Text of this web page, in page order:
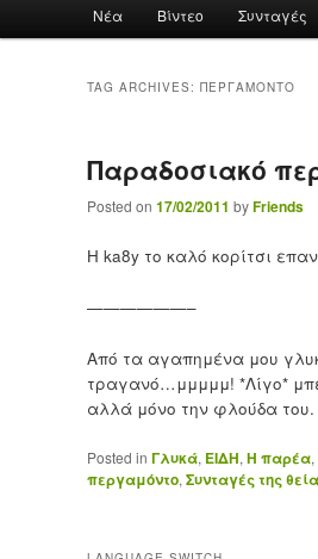
Skip to primary content
Skip to secondary content
Νέα Βίντεο Συνταγές
TAG ARCHIVES: ΠΕΡΓΑΜΌΝΤΟ
Παραδοσιακό
Posted on 17/02/2011 byFriends
Η ka8y το καλό κορίτσι
——————–
Από τα αγαπημένα μου
τραγανό…μμμμμ! *Λίγο*
αλλά μόνο την φλούδα του.
Posted in Γλυκά, ΕΙΔΗ, Η παρέα,
περγαμόντο, Συνταγές της